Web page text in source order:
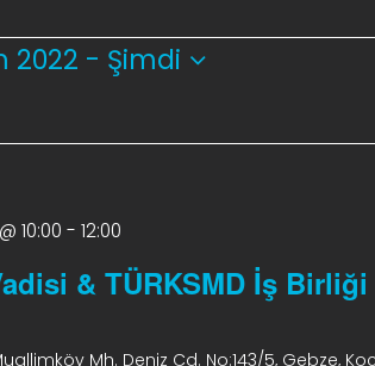
2022 - Şimdi
& TÜRKSMD İş
10:00 -12:00
Mh. Deniz Cd. No:143/5, Gebze,